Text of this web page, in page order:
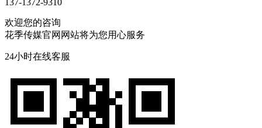
137-1372-9310
欢迎您的咨询
花季传媒官网网站将为您用心服务
24小时在线客服